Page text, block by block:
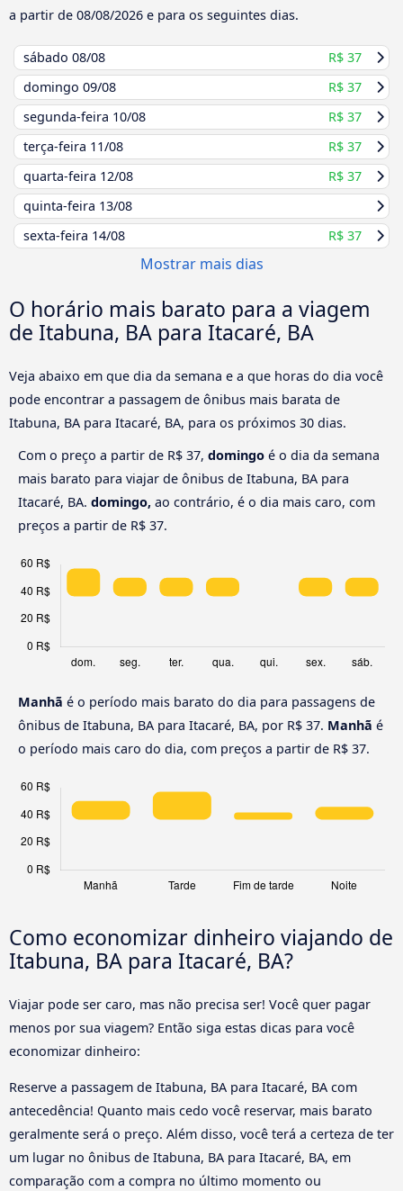
a partir de 08/08/2026 e para os seguintes dias.
sábado 08/08
R$ 37
domingo 09/08
R$ 37
segunda-feira 10/08
R$ 37
terça-feira 11/08
R$ 37
quarta-feira 12/08
R$ 37
quinta-feira 13/08
sexta-feira 14/08 R$ 37
Mostrar mais dias
O horário mais barato para a viagem
de Itabuna, BA para Itacaré, BA
Veja abaixo em que dia da semana e a que horas do dia você
pode encontrar a passagem de ônibus mais barata de
Itabuna, BA para Itacaré, BA, para os próximos 30 dias.
Com o preço a partir de R$ 37, domingo é o dia da semana
mais barato para viajar de ônibus de Itabuna, BA para
Itacaré, BA. domingo, ao contrário, é o dia mais caro, com
preços a partir de R$ 37.
Manhã é o período mais barato do dia para passagens de
ônibus de Itabuna, BA para Itacaré, BA, por R$ 37. Manhã é
o período mais caro do dia, com preços a partir de R$ 37.
Como economizar dinheiro viajando de
Itabuna, BA para Itacaré, BA?
Viajar pode ser caro, mas não precisa ser! Você quer pagar
menos por sua viagem? Então siga estas dicas para você
economizar dinheiro:
Reserve a passagem de Itabuna, BA para Itacaré, BA com
antecedência! Quanto mais cedo você reservar, mais barato
geralmente será o preço. Além disso, você terá a certeza de ter
um lugar no ônibus de Itabuna, BA para Itacaré, BA, em
comparação com a compra no último momento ou